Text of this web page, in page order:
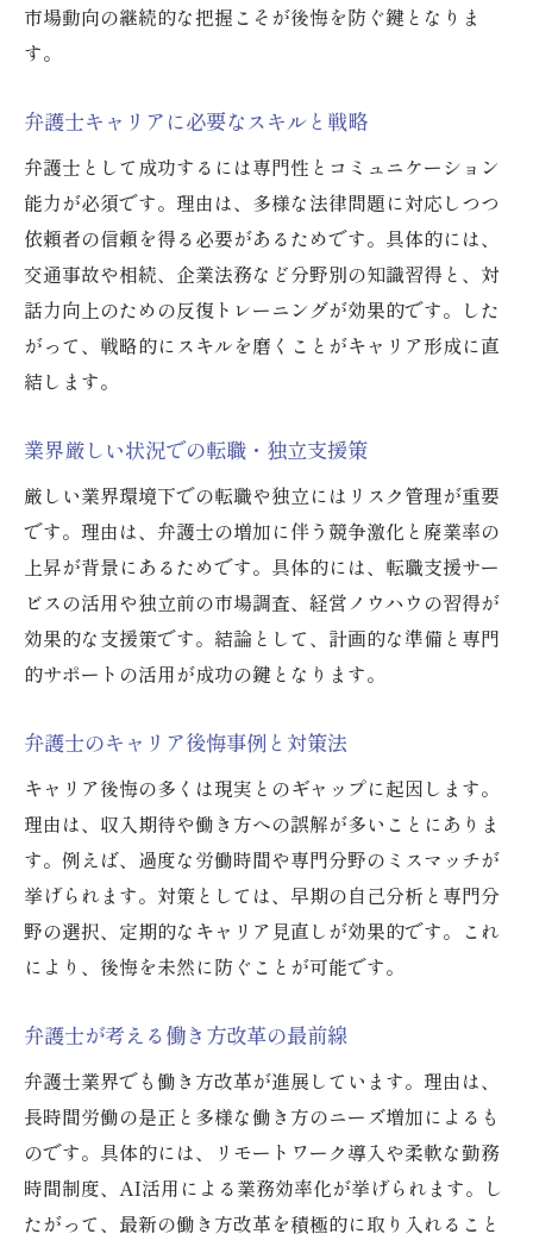
市場動向の継続的な把握こそが後悔を防ぐ鍵となりま
す。
弁護士キャリアに必要なスキルと戦略
弁護士として成功するには専門性とコミュニケーション
能力が必須です。理由は、多様な法律問題に対応しつつ
依頼者の信頼を得る必要があるためです。具体的には、
交通事故や相続、企業法務など分野別の知識習得と、対
話力向上のための反復トレーニングが効果的です。した
がって、戦略的にスキルを磨くことがキャリア形成に直
結します。
業界厳しい状況での転職・独立支援策
厳しい業界環境下での転職や独立にはリスク管理が重要
です。理由は、弁護士の増加に伴う競争激化と廃業率の
上昇が背景にあるためです。具体的には、転職支援サー
ビスの活用や独立前の市場調査、経営ノウハウの習得が
効果的な支援策です。結論として、計画的な準備と専門
的サポートの活用が成功の鍵となります。
弁護士のキャリア後悔事例と対策法
キャリア後悔の多くは現実とのギャップに起因します。
理由は、収入期待や働き方への誤解が多いことにありま
す。例えば、過度な労働時間や専門分野のミスマッチが
挙げられます。対策としては、早期の自己分析と専門分
野の選択、定期的なキャリア見直しが効果的です。これ
により、後悔を未然に防ぐことが可能です。
弁護士が考える働き方改革の最前線
弁護士業界でも働き方改革が進展しています。理由は、
長時間労働の是正と多様な働き方のニーズ増加によるも
のです。具体的には、リモートワーク導入や柔軟な勤務
時間制度、AI活用による業務効率化が挙げられます。し
たがって、最新の働き方改革を積極的に取り入れること